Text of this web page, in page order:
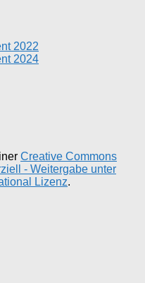
2022
2024
Creative Commons
- Weitergabe unter
Lizenz.